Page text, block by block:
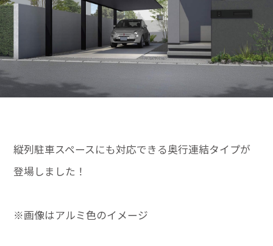
縦列駐車スペースにも対応できる奥行連結タイプが
登場しました！
※画像はアルミ色のイメージ